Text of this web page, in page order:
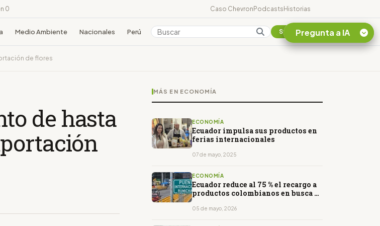
0 Caso ChevronPodcastsHistorias
Medio Ambiente Nacionales Perú Colombia Suscribirse
de flores
de hasta
MÁS EN ECONOMÍA
ECONOMÍA
Ecuador impulsa sus productos en
ferias internacionales
07 de mayo, 2025
ECONOMÍA
Ecuador reduce al 75 % el recargo a
productos colombianos en busca de
05 de mayo, 2026
Pregunta a IA